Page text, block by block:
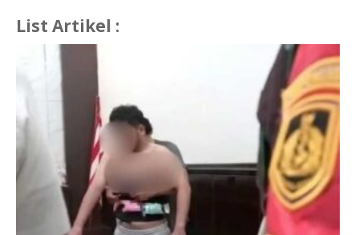
List Artikel :